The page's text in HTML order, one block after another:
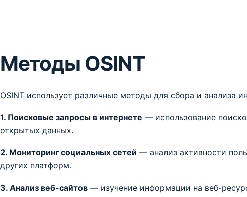
Методы OSINT
OSINT использует различные методы для сбора и анализа
1. Поисковые запросы в интернете — использование
открытых данных.
2. Мониторинг социальных сетей — анализ активности
других платформ.
3. Анализ веб-сайтов — изучение информации на веб-